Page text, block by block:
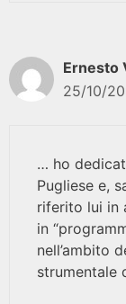
Ernesto
25/10/
… ho
Pugliese e,
riferito lui in
in
nell’ambito
strumentale